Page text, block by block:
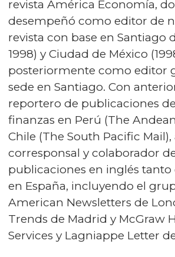
revista América Economía,
desempeñó como editor de
revista con base en Santiago
1998) y Ciudad de México
posteriormente como editor
sede en Santiago. Con
reportero de publicaciones
finanzas en Perú (The
Chile (The South Pacific
corresponsal y colaborador
publicaciones en inglés
en España, incluyendo el
American Newsletters de
Trends de Madrid y McGraw
Services y Lagniappe Letter